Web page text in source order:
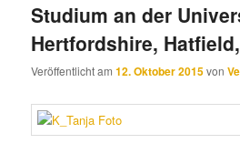
Studium an der
Hertfordshire,
Veröffentlicht am12. Oktober 2015von